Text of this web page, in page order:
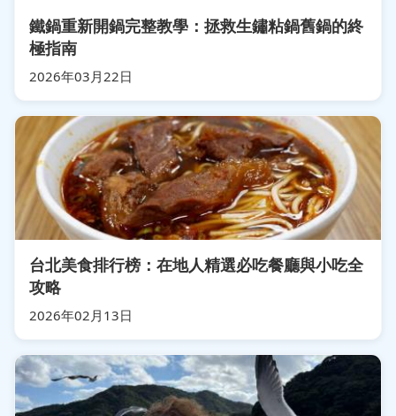
鐵鍋重新開鍋完整教學：拯救生鏽粘鍋舊鍋的終
極指南
2026年03月22日
台北美食排行榜：在地人精選必吃餐廳與小吃全
攻略
2026年02月13日